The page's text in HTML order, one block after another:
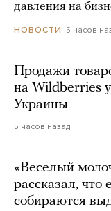
давления на
НОВОСТИ 5 часов
Продажи
на Wildberries
Украины
5 часов назад
«Веселый
рассказал, что
собираются